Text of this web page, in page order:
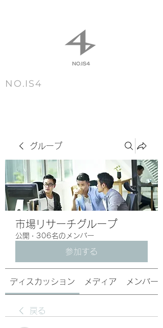
NO.IS4
グループ
市場リサーチグループ
公開 · 306名のメンバー
参加する
ディスカッション メディア メンバー
戻る